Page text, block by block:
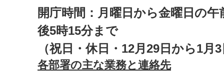
開庁時間：月曜日から金曜日の午
後5時15分まで
（祝日・休日・12月29日から1月
各部署の主な業務と連絡先